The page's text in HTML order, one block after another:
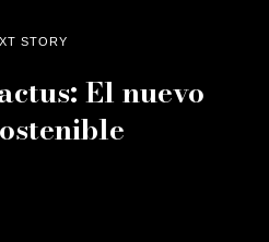
STORY
El nuevo